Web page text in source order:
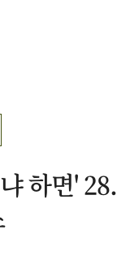
하면' 28.